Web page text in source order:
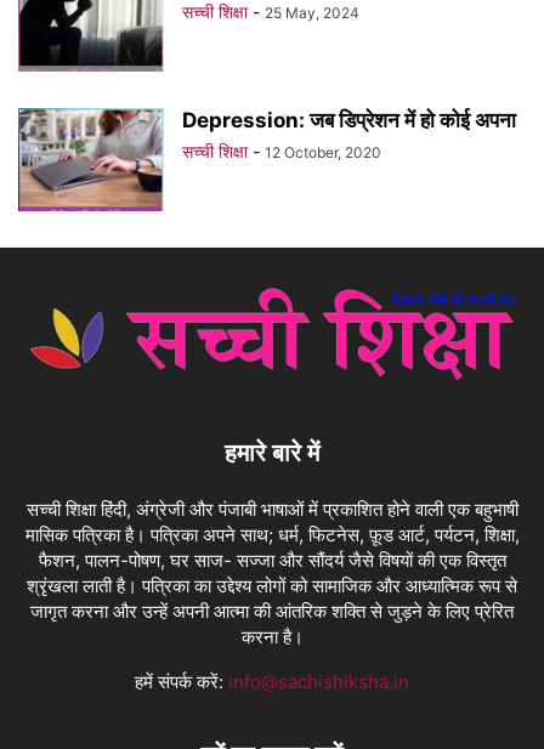
सच्ची शिक्षा - 25 May, 2024
Depression: जब डिप्रेशन में हो कोई अपना
सच्ची शिक्षा - 12 October, 2020
हमारे बारे में
सच्ची शिक्षा हिंदी, अंग्रेजी और पंजाबी भाषाओं में प्रकाशित होने वाली एक बहुभाषी
मासिक पत्रिका है। पत्रिका अपने साथ; धर्म, फिटनेस, फ़ूड आर्ट, पर्यटन, शिक्षा,
फैशन, पालन-पोषण, घर साज- सज्जा और सौंदर्य जैसे विषयों की एक विस्तृत
श्रृंखला लाती है। पत्रिका का उद्देश्य लोगों को सामाजिक और आध्यात्मिक रूप से
जागृत करना और उन्हें अपनी आत्मा की आंतरिक शक्ति से जुड़ने के लिए प्रेरित
करना है।
हमें संपर्क करें: info@sachishiksha.in